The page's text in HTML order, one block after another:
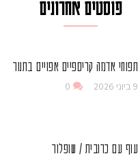
פוסטים אחרונים
תפוחי אדמה קריספיים אפויים בתנור
9 ביוני 2026 0
עוף עם כרובית / שופלור